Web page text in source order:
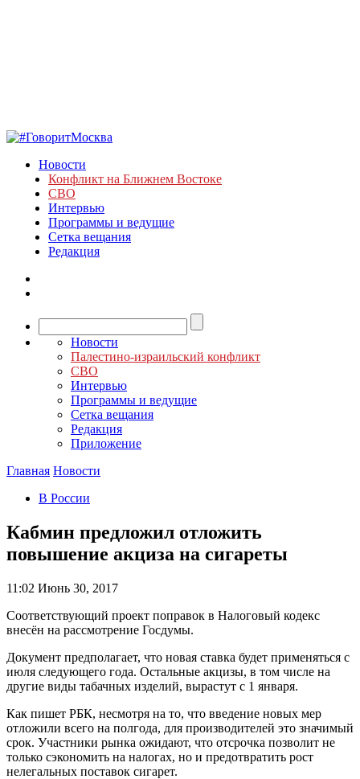
Новости
Конфликт на Ближнем Востоке
СВО
Интервью
Программы и ведущие
Сетка вещания
Редакция
Новости
Палестино-израильский конфликт
СВО
Интервью
Программы и ведущие
Сетка вещания
Редакция
Приложение
Главная Новости
В России
Кабмин предложил отложить
повышение акциза на сигареты
11:02 Июнь 30, 2017
Соответствующий проект поправок в Налоговый кодекс
внесён на рассмотрение Госдумы.
Документ предполагает, что новая ставка будет применяться с
июля следующего года. Остальные акцизы, в том числе на
другие виды табачных изделий, вырастут с 1 января.
Как пишет РБК, несмотря на то, что введение новых мер
отложили всего на полгода, для производителей это значимый
срок. Участники рынка ожидают, что отсрочка позволит не
только сэкономить на налогах, но и предотвратить рост
нелегальных поставок сигарет.